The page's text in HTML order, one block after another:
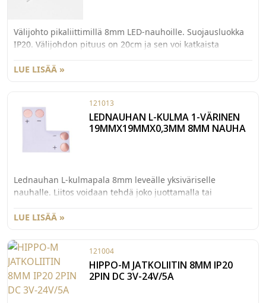
Välijohto pikaliittimillä 8mm LED-nauhoille. Suojausluokka
IP20. Välijohdon pituus on 20cm ja sen voi katkaista
LUE LISÄÄ »
121013
LEDNAUHAN L-KULMA 1-VÄRINEN
19MMX19MMX0,3MM 8MM NAUHA
Lednauhan L-kulmapala 8mm leveälle yksiväriselle
nauhalle. Liitos voidaan tehdä joko juottamalla tai
Virrankesto 3A, IP20. Mitat 19x19x0.3mm.
LUE LISÄÄ »
121004
HIPPO-M JATKOLIITIN 8MM IP20
2PIN DC 3V-24V/5A